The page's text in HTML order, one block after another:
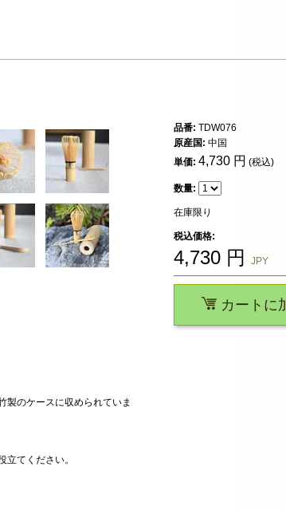
製のケースに収められていま
てください。
品番: TDW076
原産国: 中国
単価: 4,730 円 (税込)
数量:
在庫限り
税込価格:
4,730 円 JPY
カートに